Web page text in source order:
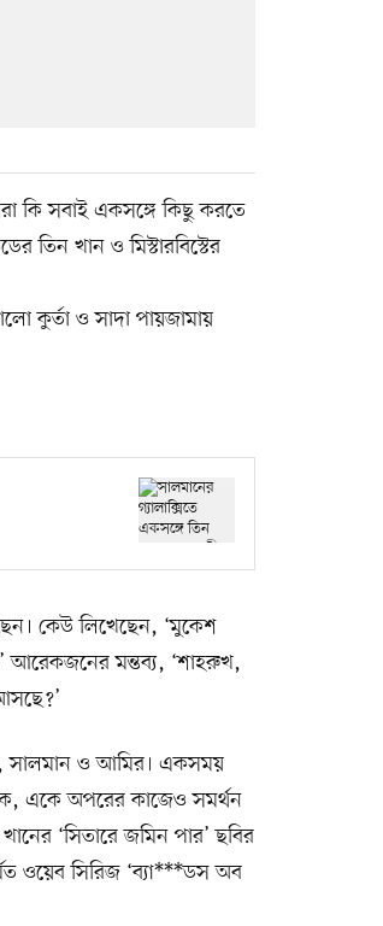
কি সবাই একসঙ্গে কিছু করতে
তিন খান ও মিস্টারবিস্টের
কুর্তা ও সাদা পায়জামায়
কেউ লিখেছেন, ‘মুকেশ
আরেকজনের মন্তব্য, ‘শাহরুখ,
সালমান ও আমির। একসময়
একে অপরের কাজেও সমর্থন
‘সিতারে জমিন পার’ ছবির
ওয়েব সিরিজ ‘ব্যা***ডস অব